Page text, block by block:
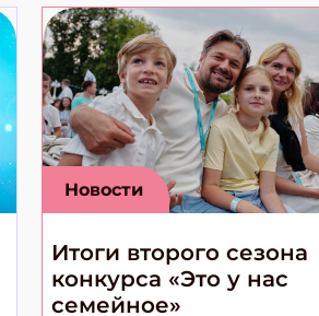
Новости
Итоги второго сезона
конкурса «Это у нас
семейное»